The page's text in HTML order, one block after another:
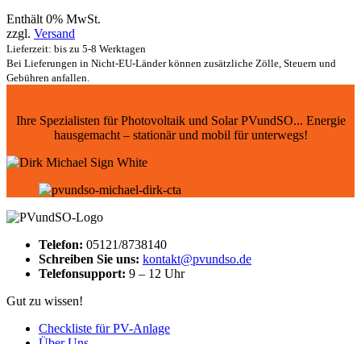
Enthält 0% MwSt.
zzgl. Versand
Lieferzeit: bis zu 5-8 Werktagen
Bei Lieferungen in Nicht-EU-Länder können zusätzliche Zölle, Steuern und
Gebühren anfallen.
Ihre Spezialisten für Photovoltaik und Solar PVundSO... Energie
hausgemacht – stationär und mobil für unterwegs!
Telefon: 05121/8738140
Schreiben Sie uns: kontakt@pvundso.de
Telefonsupport: 9 – 12 Uhr
Gut zu wissen!
Checkliste für PV-Anlage